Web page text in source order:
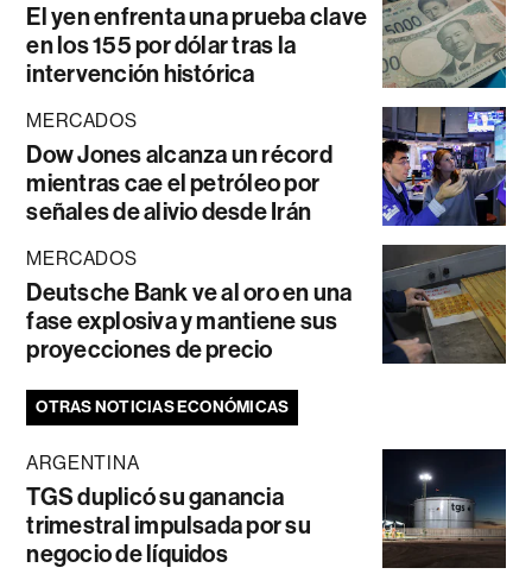
El yen enfrenta una prueba clave
en los 155 por dólar tras la
intervención histórica
MERCADOS
Dow Jones alcanza un récord
mientras cae el petróleo por
señales de alivio desde Irán
MERCADOS
Deutsche Bank ve al oro en una
fase explosiva y mantiene sus
proyecciones de precio
OTRAS NOTICIAS ECONÓMICAS
ARGENTINA
TGS duplicó su ganancia
trimestral impulsada por su
negocio de líquidos